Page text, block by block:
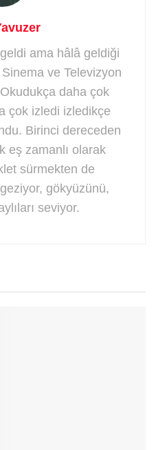
ama hâlâ geldiği
ve Televizyon
daha çok
çok izledi izledikçe
Birinci dereceden
eş zamanlı olarak
sürmekten de
gökyüzünü,
seviyor.